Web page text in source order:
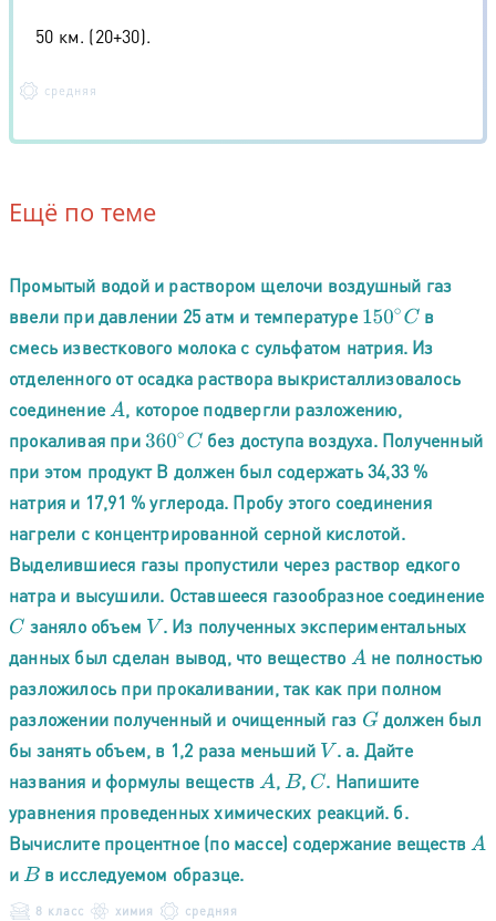
50 км. (20+30).
средняя
Ещё по теме
Промытый водой и раствором щелочи воздушный газ
ввели при давлении 25 атм и температуре150∘C в
смесь известкового молока с сульфатом натрия. Из
отделенного от осадка раствора выкристаллизовалось
соединениеA , которое подвергли разложению,
прокаливая при360∘C без доступа воздуха. Полученный
при этом продукт В должен был содержать 34,33 %
натрия и 17,91 % углерода. Пробу этого соединения
нагрели с концентрированной серной кислотой.
Выделившиеся газы пропустили через раствор едкого
натра и высушили. Оставшееся газообразное соединение
C заняло объем V . Из полученных экспериментальных
данных был сделан вывод, что вещество A не полностью
разложилось при прокаливании, так как при полном
разложении полученный и очищенный газ G должен был
бы занять объем, в 1,2 раза меньший V . а. Дайте
названия и формулы веществ A ,B, C . Haпишите
уравнения проведенных химических реакций. б.
Вычислите процентное (по массе) содержание веществ A
и Bв исследуемом образце.
8 класс химия средняя